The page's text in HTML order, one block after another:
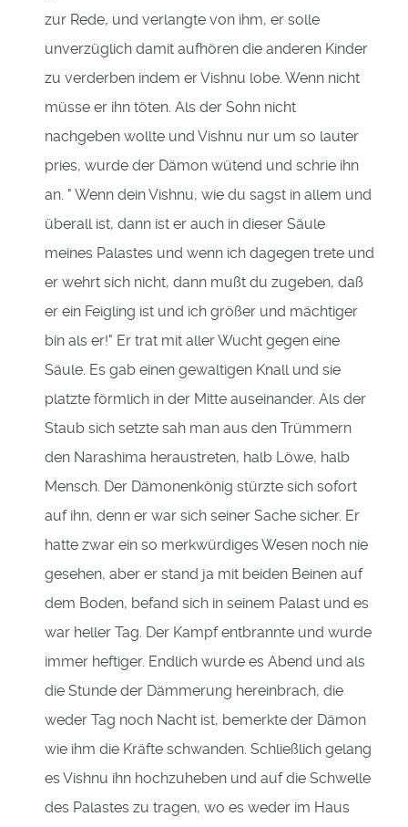
zur Rede, und verlangte von ihm, er solle
unverzüglich damit aufhören die anderen Kinder
zu verderben indem er Vishnu lobe. Wenn nicht
müsse er ihn töten. Als der Sohn nicht
nachgeben wollte und Vishnu nur um so lauter
pries, wurde der Dämon wütend und schrie ihn
an. " Wenn dein Vishnu, wie du sagst in allem und
überall ist, dann ist er auch in dieser Säule
meines Palastes und wenn ich dagegen trete und
er wehrt sich nicht, dann mußt du zugeben, daß
er ein Feigling ist und ich größer und mächtiger
bin als er!" Er trat mit aller Wucht gegen eine
Säule. Es gab einen gewaltigen Knall und sie
platzte förmlich in der Mitte auseinander. Als der
Staub sich setzte sah man aus den Trümmern
den Narashima heraustreten, halb Löwe, halb
Mensch. Der Dämonenkönig stürzte sich sofort
auf ihn, denn er war sich seiner Sache sicher. Er
hatte zwar ein so merkwürdiges Wesen noch nie
gesehen, aber er stand ja mit beiden Beinen auf
dem Boden, befand sich in seinem Palast und es
war heller Tag. Der Kampf entbrannte und wurde
immer heftiger. Endlich wurde es Abend und als
die Stunde der Dämmerung hereinbrach, die
weder Tag noch Nacht ist, bemerkte der Dämon
wie ihm die Kräfte schwanden. Schließlich gelang
es Vishnu ihn hochzuheben und auf die Schwelle
des Palastes zu tragen, wo es weder im Haus